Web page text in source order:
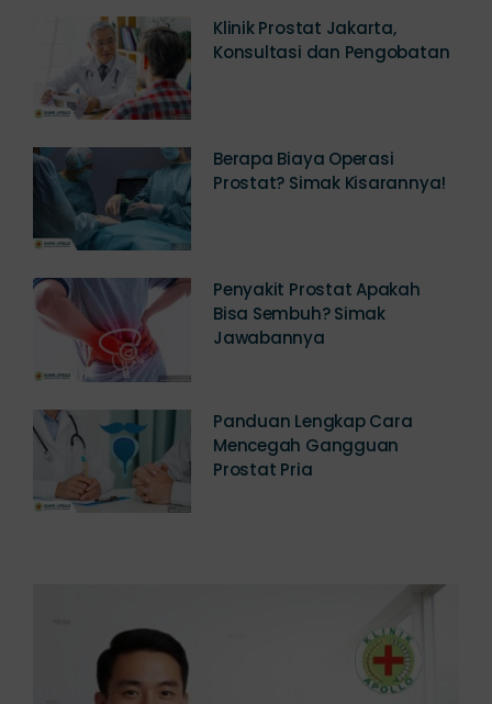
Klinik Prostat Jakarta,
Berapa Biaya Operasi
Penyakit Prostat Apakah
Bisa Sembuh? Simak
Panduan Lengkap Cara
Mencegah Gangguan